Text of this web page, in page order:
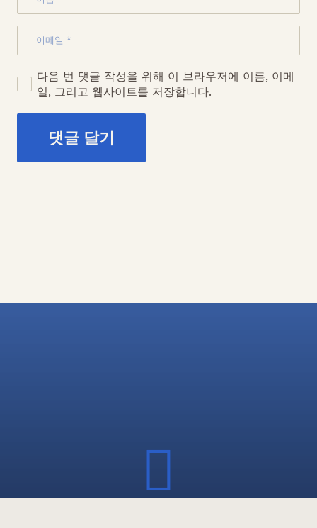
다음 번 댓글 작성을 위해 이 브라우저에 이름, 이메
일, 그리고 웹사이트를 저장합니다.
댓글 달기